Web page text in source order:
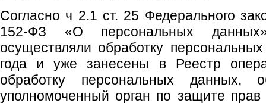
Согласно ч 2.1 ст. 25 Федерального
152-ФЗ «О персональных
осуществляли обработку
года и уже занесены в Реестр
обработку персональных данных,
уполномоченный орган по защите прав